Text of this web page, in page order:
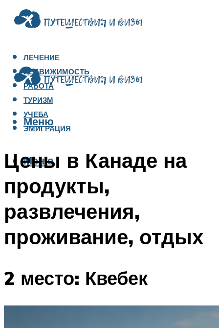
ЛЕЧЕНИЕ
НЕДВИЖИМОСТЬ
РАБОТА
ТУРИЗМ
УЧЕБА
ЭМИГРАЦИЯ
Меню
Меню
Цены в Канаде на
продукты,
развлечения,
проживание, отдых
2 место: Квебек